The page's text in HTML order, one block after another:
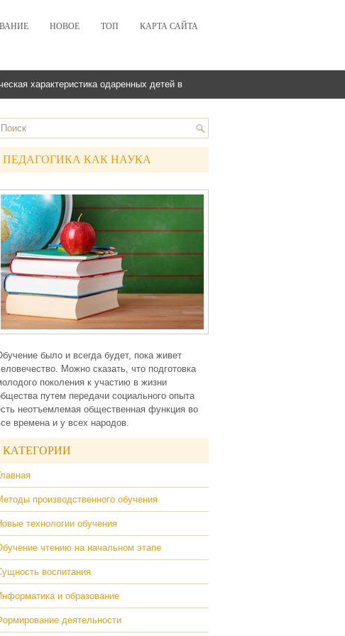
НОВОЕ ТОП КАРТА САЙТА
характеристика одаренных детей в
ПЕДАГОГИКА КАК НАУКА
было и всегда будет, пока живет
Можно сказать, что подготовка
поколения к участию в жизни
путем передачи социального опыта
неотъемлемая общественная функция во
времена и у всех народов.
КАТЕГОРИИ
производственного обучения
технологии обучения
чтению на начальном этапе
воспитания
и образование
деятельности